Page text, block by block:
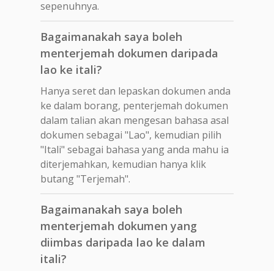
sepenuhnya.
Bagaimanakah saya boleh
menterjemah dokumen daripada
lao ke itali?
Hanya seret dan lepaskan dokumen anda
ke dalam borang, penterjemah dokumen
dalam talian akan mengesan bahasa asal
dokumen sebagai "Lao", kemudian pilih
"Itali" sebagai bahasa yang anda mahu ia
diterjemahkan, kemudian hanya klik
butang "Terjemah".
Bagaimanakah saya boleh
menterjemah dokumen yang
diimbas daripada lao ke dalam
itali?